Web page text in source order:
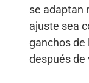
se adaptan
ajuste sea
ganchos
después de